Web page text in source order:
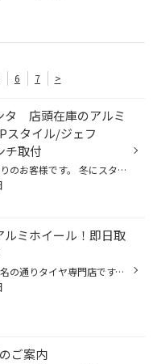
6 7 >
タ 店頭在庫のアルミ
スタイル/ジェフ
取付
シエンタにお乗りのお客様です。 冬にスタッドレスタイヤとアルミホイールのセットをお買い求めいただきました。 その際に購入したアルミホイールがまたお洒落でして・・・ 先日ノーマルタイヤへの履き替えにご来店をいただいたのですが、こちらはスチールホイール（ホイールカバー付き）でした。 ...
ルミホイール！即日取
タイヤ館はその名の通りタイヤ専門店です。 でもそのタイヤを取り付けるためのアルミホイールも販売しております。 店内にはアルミホイールが多数展示しておりますが、もちろん一部を除き販売している正規の商品ばかりです。 車種に合うサイズ、お気に入りのものがあれば即日取付させていただいてお...
ご案内